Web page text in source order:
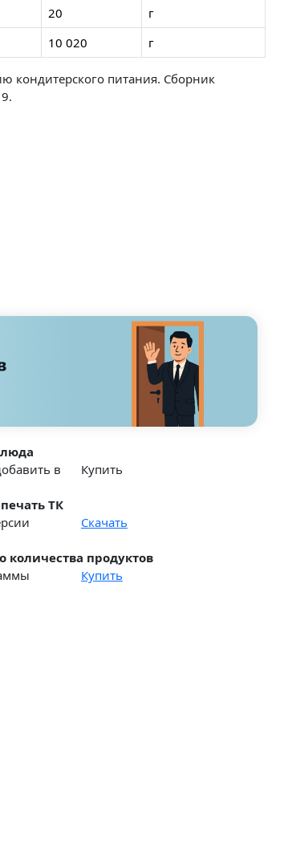
20
г
10 020 г
кондитерского питания. Сборник
в
Купить
ТК
Скачать
продуктов
Купить